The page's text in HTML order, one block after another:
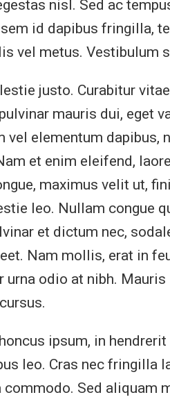
nisl. Sed ac
id dapibus fringilla,
vel metus. Vestibulum
justo. Curabitur
mauris dui, eget
vel elementum dapibus,
et enim eleifend,
maximus velit ut,
leo. Nullam congue
et dictum nec,
Nam mollis, erat in
urna odio at nibh.
ipsum, in
leo. Cras nec fringilla
commodo. Sed aliquam